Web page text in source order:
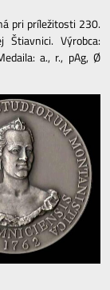
pri príležitosti 230.
Štiavnici. Výrobca:
a., r., pAg, Ø